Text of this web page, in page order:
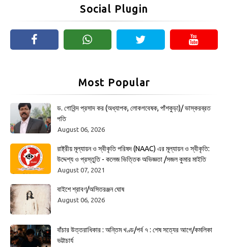
Social Plugin
Most Popular
ড. গোবিন্দ প্রসাদ কর (অধ্যাপক, লোকগবেষক, পাঁশকুড়া)/ ভাস্করব্রত
পতি
August 06, 2026
রাষ্ট্রীয় মূল্যায়ন ও স্বীকৃতি পরিষদ (NAAC) এর মূল্যায়ন ও স্বীকৃতি:
উদ্দেশ্য ও প্রস্তুতি - কলেজ ভিত্তিক অভিজ্ঞতা /সজল কুমার মাইতি
August 07, 2021
বাইশে শ্রাবণ/অসিতরঞ্জন ঘোষ
August 06, 2026
বাঁচার উত্তরাধিকার : অন্তিম খণ্ড/পর্ব ৭ : শেষ সত্যের আগে/কমলিকা
ভট্টাচার্য